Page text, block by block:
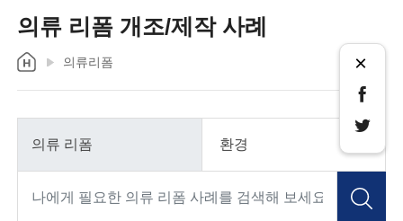
의류 리폼 개조/제작 사례
의류리폼 ×